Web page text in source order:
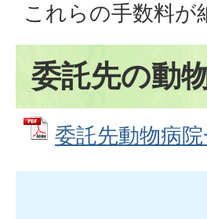
これらの手数料
委託先の動
委託先動物病